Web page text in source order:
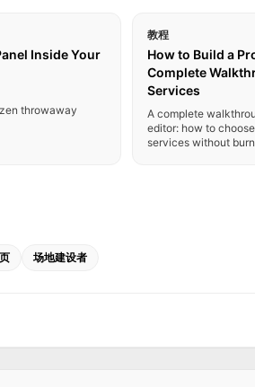
Inside Your
throwaway
教程
How to Build a
Complete
Services
A complete
editor: how to
services without
场地建设者